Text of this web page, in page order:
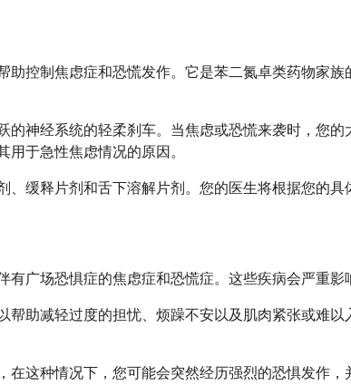
助控制焦虑症和恐慌发作。它是苯二氮卓类药物家
的神经系统的轻柔刹车。当焦虑或恐慌来袭时，您
用于急性焦虑情况的原因。
、缓释片剂和舌下溶解片剂。您的医生将根据您的具
有广场恐惧症的焦虑症和恐慌症。这些疾病会严重
帮助减轻过度的担忧、烦躁不安以及肌肉紧张或难
在这种情况下，您可能会突然经历强烈的恐惧发作